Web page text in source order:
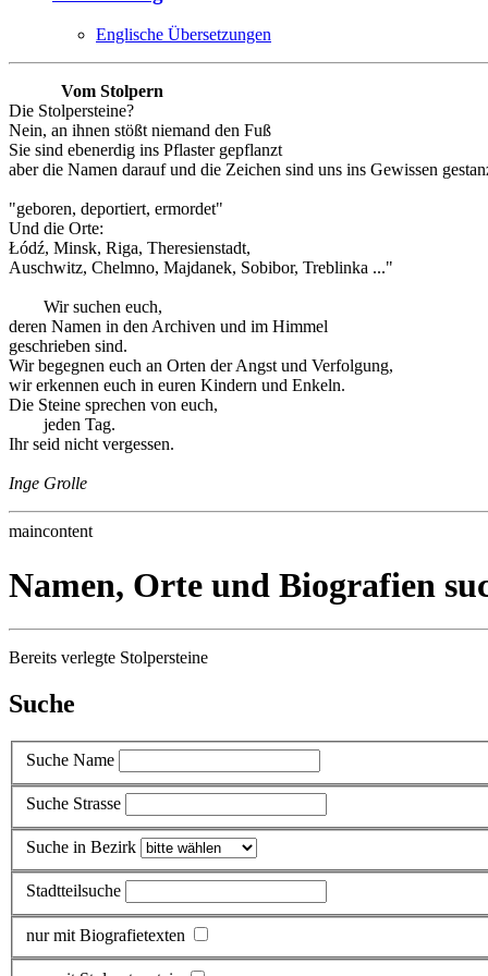
Englische Übersetzungen
Vom Stolpern
Die Stolpersteine?
Nein, an ihnen stößt niemand den Fuß
Sie sind ebenerdig ins Pflaster gepflanzt
aber die Namen darauf und die Zeichen sind uns ins Gewissen
"geboren, deportiert, ermordet"
Und die Orte:
Łódź, Minsk, Riga, Theresienstadt,
Auschwitz, Chelmno, Majdanek, Sobibor, Treblinka ..."
Wir suchen euch,
deren Namen in den Archiven und im Himmel
geschrieben sind.
Wir begegnen euch an Orten der Angst und Verfolgung,
wir erkennen euch in euren Kindern und Enkeln.
Die Steine sprechen von euch,
jeden Tag.
Ihr seid nicht vergessen.
Inge Grolle
maincontent
Namen, Orte und Biografien
Bereits verlegte Stolpersteine
Suche
Suche Name
Suche Strasse
Suche in Bezirk
Stadtteilsuche
nur mit Biografietexten